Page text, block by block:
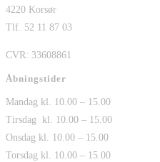
4220 Korsør
Tlf. 52 11 87 03
CVR: 33608861
Åbningstider
Mandag kl. 10.00 – 15.00
Tirsdag kl. 10.00 – 15.00
Onsdag kl. 10.00 – 15.00
Torsdag kl. 10.00 – 15.00